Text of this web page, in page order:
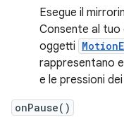
Esegue il
Consente al
oggetti
rappresentano
e le pressioni
onPause()